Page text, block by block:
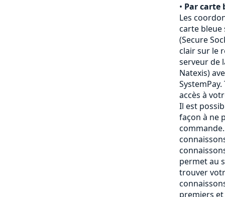
• Par carte
Les
carte bleue
(Secure
clair sur le
serveur de
Natexis)
accès à
Il est
façon à ne
permet au
trouver
premiers